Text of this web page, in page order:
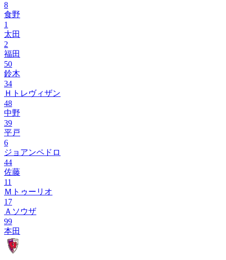
8
食野
1
太田
2
福田
50
鈴木
34
Ｈトレヴィザン
48
中野
39
平戸
6
ジョアンペドロ
44
佐藤
11
Ｍトゥーリオ
17
Ａソウザ
99
本田